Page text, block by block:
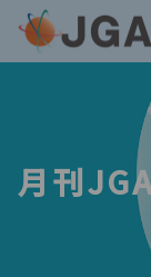
月刊